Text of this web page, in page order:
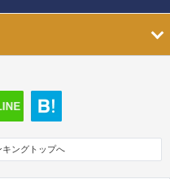
ングトップへ